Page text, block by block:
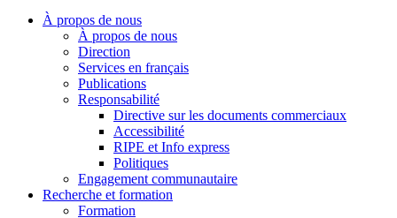
À propos de nous
À propos de nous
Direction
Services en français
Publications
Responsabilité
Directive sur les documents commerciaux
Accessibilité
RIPE et Info express
Politiques
Engagement communautaire
Recherche et formation
Formation